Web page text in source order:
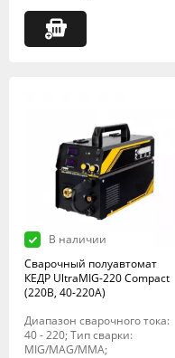
В наличии
Сварочный полуавтомат
КЕДР UltraMIG-220 Compact
(220B, 40-220A)
Диапазон сварочного тока:
40 - 220; Тип сварки:
MIG/MAG/MMA;